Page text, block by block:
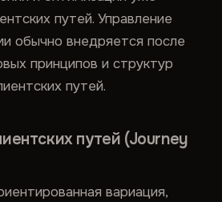
путей. Управление
обычно внедряется после
принципов и структур
путей.
путей (Journey
вариация,